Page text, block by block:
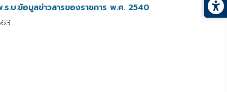
ร.บ.ข้อมูลข่าวสารของราชการ พ.ศ. 2540